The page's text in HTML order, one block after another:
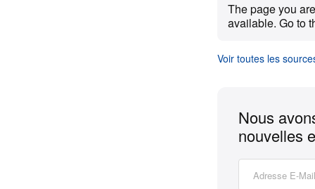
The page you
available. Go to
Voir toutes les
Nous
nouvelles